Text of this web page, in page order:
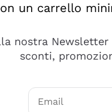
un carrello
nostra Newsletter
sconti,
Email